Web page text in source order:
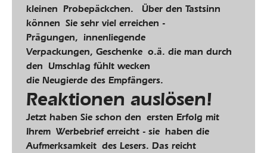
kleinen Probepäckchen. Über den Tastsinn
können Sie sehr viel erreichen -
Prägungen, innenliegende
Verpackungen, Geschenke o.ä. die man durch
den Umschlag fühlt wecken
die Neugierde des Empfängers.
Reaktionen auslösen!
Jetzt haben Sie schon den ersten Erfolg mit
Ihrem Werbebrief erreicht - sie haben die
Aufmerksamkeit des Lesers. Das reicht